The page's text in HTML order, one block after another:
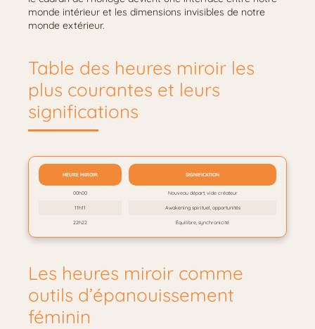
monde intérieur et les dimensions invisibles de notre
monde extérieur.
Table des heures miroir les
plus courantes et leurs
significations
HEURE MIROIR SIGNIFICATION
00h00 Nouveau départ, vide créateur
11h11 Awakening spirituel, opportunités
22h22 Équilibre, synchronicité
Les heures miroir comme
outils d’épanouissement
féminin